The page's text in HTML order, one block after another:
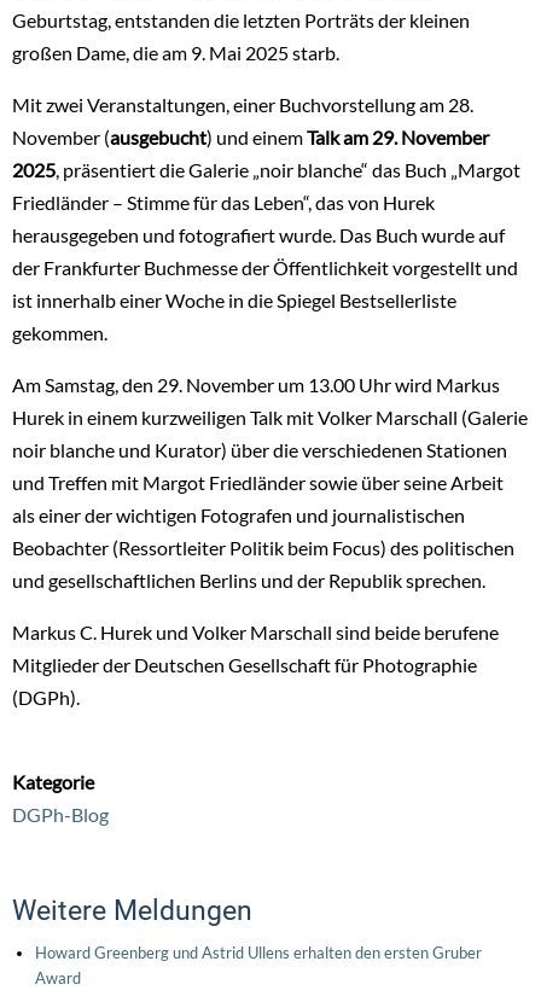
Geburtstag, entstanden die letzten Porträts der kleinen
großen Dame, die am 9. Mai 2025 starb.
Mit zwei Veranstaltungen, einer Buchvorstellung am 28.
November (ausgebucht) und einemTalk am 29. November
2025 , präsentiert die Galerie „noir blanche“ das Buch „Margot
Friedländer – Stimme für das Leben“, das von Hurek
herausgegeben und fotografiert wurde. Das Buch wurde auf
der Frankfurter Buchmesse der Öffentlichkeit vorgestellt und
ist innerhalb einer Woche in die Spiegel Bestsellerliste
gekommen.
Am Samstag, den 29. November um 13.00 Uhr wird Markus
Hurek in einem kurzweiligen Talk mit Volker Marschall (Galerie
noir blanche und Kurator) über die verschiedenen Stationen
und Treffen mit Margot Friedländer sowie über seine Arbeit
als einer der wichtigen Fotografen und journalistischen
Beobachter (Ressortleiter Politik beim Focus) des politischen
und gesellschaftlichen Berlins und der Republik sprechen.
Markus C. Hurek und Volker Marschall sind beide berufene
Mitglieder der Deutschen Gesellschaft für Photographie
(DGPh).
Kategorie
DGPh-Blog
Weitere Meldungen
Howard Greenberg und Astrid Ullens erhalten den ersten Gruber
Award